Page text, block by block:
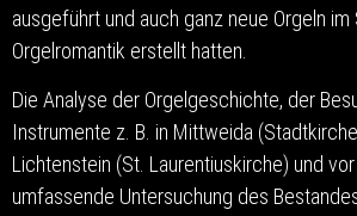
ausgeführt und auch ganz neue Orgeln
Orgelromantik erstellt hatten.
Die Analyse der Orgelgeschichte, der
Instrumente z. B. in Mittweida
Lichtenstein (St. Laurentiuskirche) und
umfassende Untersuchung des